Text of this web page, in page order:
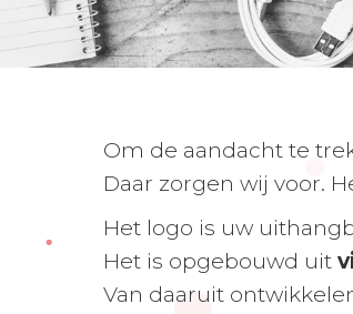
Om de aandacht te
Daar zorgen wij voor.
Het logo is uw
Het is opgebouwd uit
Van daaruit